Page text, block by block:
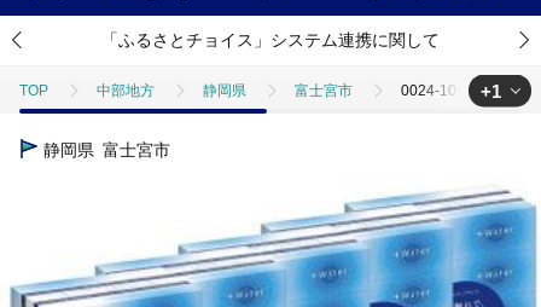
「ふるさとチョイス」システム連携に関して
TOP 中部地方 静岡県 富士宮市 0024-10-03 エリエ
TOP
+1
静岡県 富士宮市